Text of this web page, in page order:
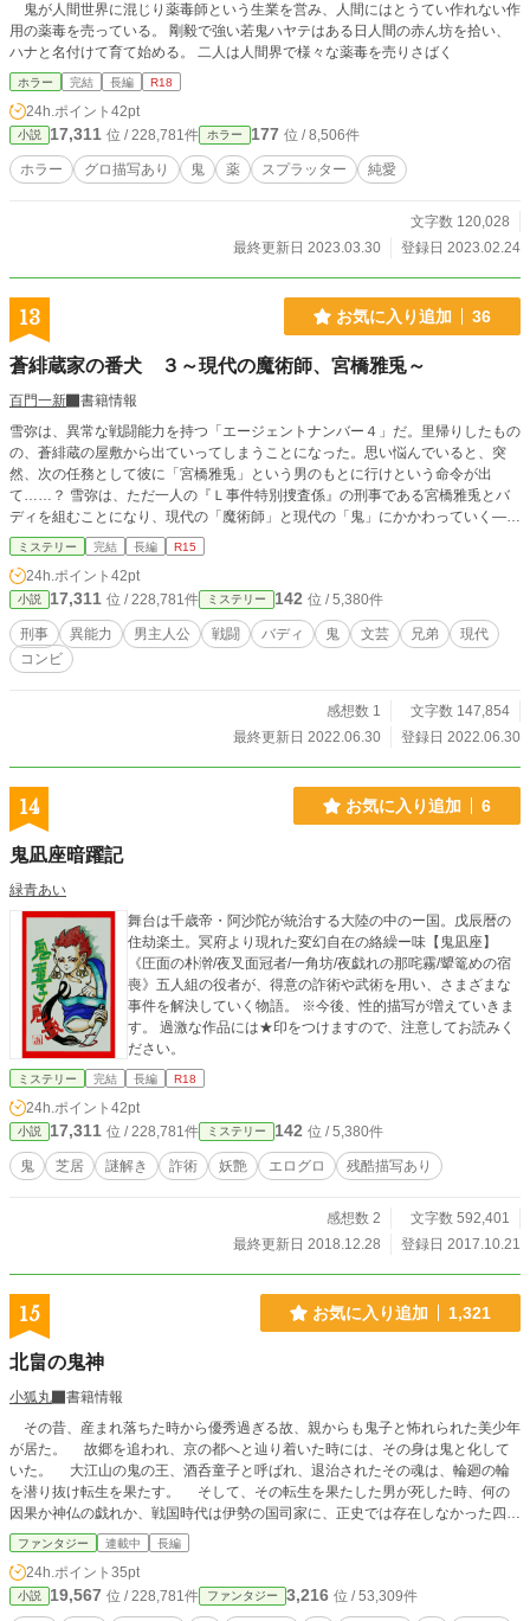
鬼が人間世界に混じり薬毒師という生業を営み、人間にはとうてい作れない作
用の薬毒を売っている。 剛毅で強い若鬼ハヤテはある日人間の赤ん坊を拾い、
ハナと名付けて育て始める。 二人は人間界で様々な薬毒を売りさばく
ホラー 完結 長編 R18
24h.ポイント 42pt
小説 17,311 位 / 228,781件 ホラー 177 位 / 8,506件
ホラー グロ描写あり 鬼 薬 スプラッター 純愛
文字数 120,028
最終更新日 2023.03.30
登録日 2023.02.24
13 お気に入り追加 36
蒼緋蔵家の番犬 ３～現代の魔術師、宮橋雅兎～
百門一新
書籍情報
雪弥は、異常な戦闘能力を持つ「エージェントナンバー４」だ。里帰りしたもの
の、蒼緋蔵の屋敷から出ていってしまうことになった。思い悩んでいると、突
然、次の任務として彼に「宮橋雅兎」という男のもとに行けという命令が出
て……？ 雪弥は、ただ一人の『Ｌ事件特別捜査係』の刑事である宮橋雅兎とバ
ディを組むことになり、現代の「魔術師」と現代の「鬼」にかかわっていく―
―。 ※「小説家になろう」「ノベマ！」「カクヨム」にも掲載しています。
ミステリー 完結 長編 R15
24h.ポイント 42pt
小説 17,311 位 / 228,781件 ミステリー 142 位 / 5,380件
刑事 異能力 男主人公 戦闘 バディ 鬼 文芸 兄弟
現代
コンビ
感想数 1
文字数 147,854
最終更新日 2022.06.30
登録日 2022.06.30
14 お気に入り追加 6
鬼凪座暗躍記
緑青あい
舞台は千歳帝・阿沙陀が統治する大陸の中のー国。戊辰暦の
住劫楽土。冥府より現れた変幻自在の絡繰ー味【鬼凪座】
《圧面の朴澣/夜叉面冠者/一角坊/夜戯れの那咤霧/顰篭めの宿
喪》五人組の役者が、得意の詐術や武術を用い、さまざまな
事件を解決していく物語。 ※今後、性的描写が増えていきま
す。 過激な作品には★印をつけますので、注意してお読みく
ださい。
ミステリー 完結 長編 R18
24h.ポイント 42pt
小説 17,311 位 / 228,781件 ミステリー 142 位 / 5,380件
鬼 芝居 謎解き 詐術 妖艶 エログロ 残酷描写あり
感想数 2
文字数 592,401
最終更新日 2018.12.28
登録日 2017.10.21
15 お気に入り追加 1,321
北畠の鬼神
小狐丸
書籍情報
その昔、産まれ落ちた時から優秀過ぎる故、親からも鬼子と怖れられた美少年
が居た。 故郷を追われ、京の都へと辿り着いた時には、その身は鬼と化して
いた。 大江山の鬼の王、酒呑童子と呼ばれ、退治されたその魂は、輪廻の輪
を潜り抜け転生を果たす。 そして、その転生を果たした男が死した時、何の
因果か神仏の戯れか、戦国時代は伊勢の国司家に、正史では存在しなかった四男
として再び生を受ける。 二度の生の記憶を残しながら…… これは、鬼の力
と現代人の知識を持って転生した男が、北畠氏の滅亡を阻止する為に奮闘する物
語。 ーーーーーーーーーーーーーーーー この作品は、中の御所奮闘記～大賢者
が異世界転生をリメイクしたものです。 かなり大幅に設定等を変更している
ファンタジー 連載中 長編
24h.ポイント 35pt
小説 19,567 位 / 228,781件 ファンタジー 3,216 位 / 53,309件